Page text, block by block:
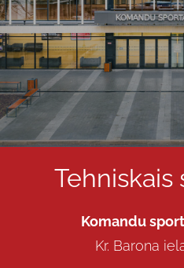
Tehniskais
Komandu
Kr. Barona